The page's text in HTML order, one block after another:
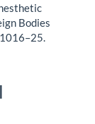
Bodies